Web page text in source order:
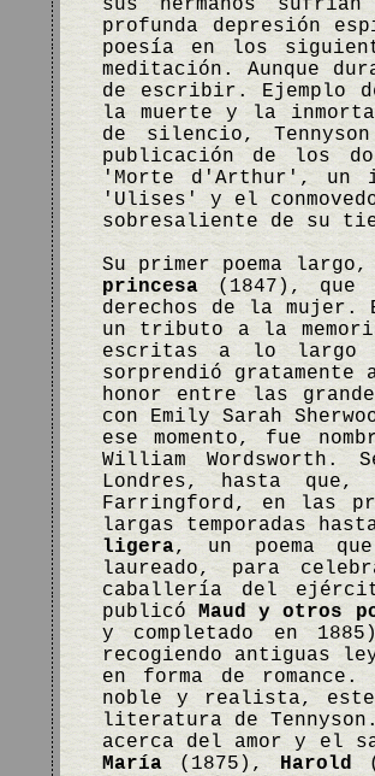
sus hermanos
profunda depresión
poesía en los
meditación. Aunque
de escribir. Ejemplo
la muerte y la
de silencio,
publicación de los
'Morte d'Arthur', un
'Ulises' y el
sobresaliente de su
Su primer poema
princesa (1847), que
derechos de la mujer.
un tributo a la
escritas a lo largo
sorprendió
honor entre las
con Emily Sarah
ese momento, fue
William
Londres, hasta
Farringford, en las
largas temporadas
ligera, un poema
laureado, para
caballería del
publicóMaud y otros
y completado en
recogiendo antiguas
en forma de
noble y realista, este
literatura de
acerca del amor y el
María (1875), Harold